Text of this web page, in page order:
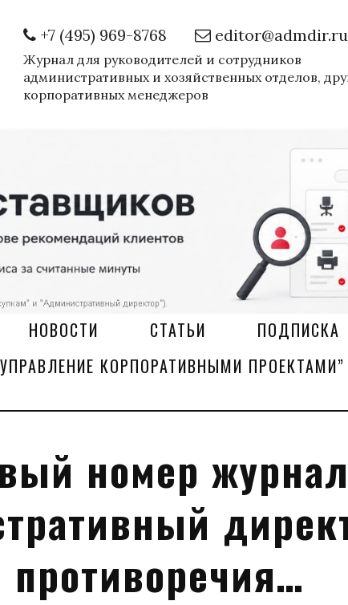
+7 (495) 969-8768 editor@admdir.ru
Журнал для руководителей и сотрудников
административных и хозяйственных отделов,
корпоративных менеджеров
НОВОСТИ СТАТЬИ ПОДПИСКА
КОРПОРАТИВНЫМИ ПРОЕКТАМИ”
номер
противоречия…